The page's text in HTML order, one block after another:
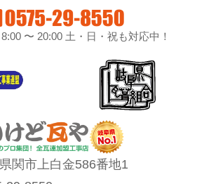
8:00 〜 20:00 土・日・祝も対応中！
関市上白金586番地1